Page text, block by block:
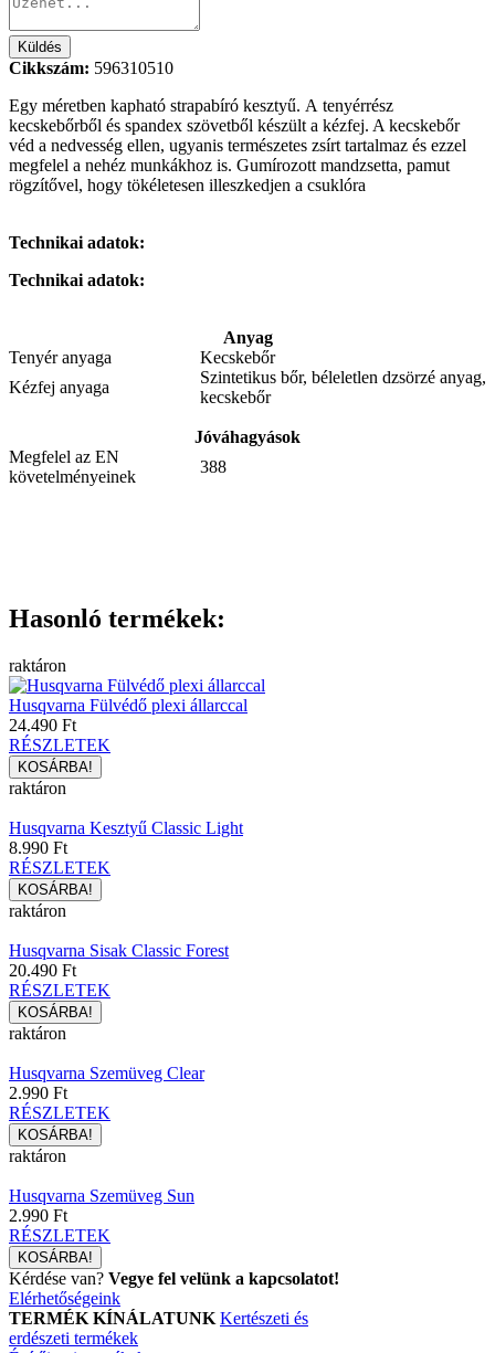
Cikkszám: 596310510
Egy méretben kapható strapabíró kesztyű. A tenyérrész
kecskebőrből és spandex szövetből készült a kézfej. A kecskebőr
véd a nedvesség ellen, ugyanis természetes zsírt tartalmaz és ezzel
megfelel a nehéz munkákhoz is. Gumírozott mandzsetta, pamut
rögzítővel, hogy tökéletesen illeszkedjen a csuklóra
Technikai adatok:
Technikai adatok:
Anyag
Tenyér anyaga
Kecskebőr
Kézfej anyaga
Szintetikus bőr, béleletlen dzsörzé anyag,
kecskebőr
Jóváhagyások
Megfelel az EN
követelményeinek
388
Hasonló termékek:
raktáron
Husqvarna Fülvédő plexi állarccal
24.490 Ft
RÉSZLETEK
raktáron
Husqvarna Kesztyű Classic Light
8.990 Ft
RÉSZLETEK
raktáron
Husqvarna Sisak Classic Forest
20.490 Ft
RÉSZLETEK
raktáron
Husqvarna Szemüveg Clear
2.990 Ft
RÉSZLETEK
raktáron
Husqvarna Szemüveg Sun
2.990 Ft
RÉSZLETEK
Kérdése van? Vegye fel velünk a kapcsolatot!
Elérhetőségeink
TERMÉK KÍNÁLATUNK Kertészeti és
erdészeti termékek